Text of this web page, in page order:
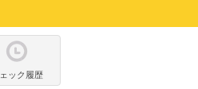
ック履歴